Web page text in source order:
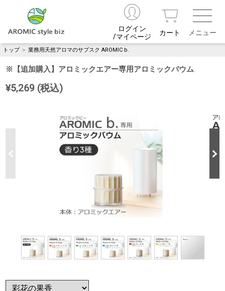
ログイン
/マイページ
カート
トップ ＞ 業務用天然アロマのサブスク AROMIC b.
※【追加購入】アロミックエアー専用アロミックバウム
¥5,269 (税込)